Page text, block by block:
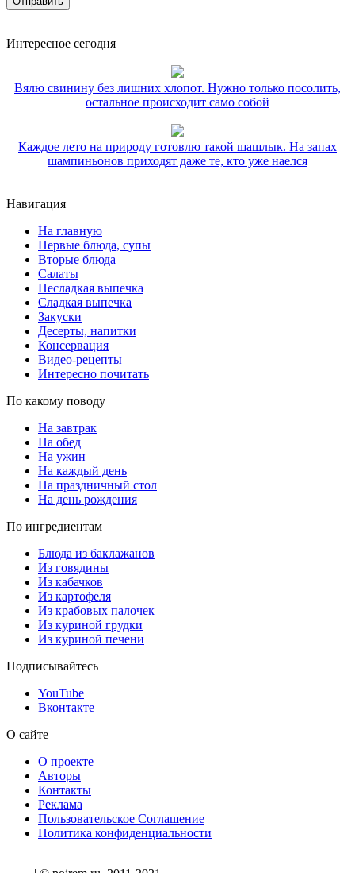
Интересное сегодня
Вялю свинину без лишних хлопот. Нужно только посолить,
остальное происходит само собой
Каждое лето на природу готовлю такой шашлык. На запах
шампиньонов приходят даже те, кто уже наелся
Навигация
На главную
Первые блюда, супы
Вторые блюда
Салаты
Несладкая выпечка
Сладкая выпечка
Закуски
Десерты, напитки
Консервация
Видео-рецепты
Интересно почитать
По какому поводу
На завтрак
На обед
На ужин
На каждый день
На праздничный стол
На день рождения
По ингредиентам
Блюда из баклажанов
Из говядины
Из кабачков
Из картофеля
Из крабовых палочек
Из куриной грудки
Из куриной печени
Подписывайтесь
YouTube
Вконтакте
О сайте
О проекте
Авторы
Контакты
Реклама
Пользовательское Соглашение
Политика конфиденциальности